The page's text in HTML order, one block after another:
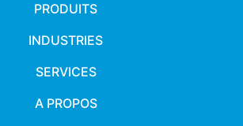
PRODUITS
INDUSTRIES
SERVICES
A PROPOS